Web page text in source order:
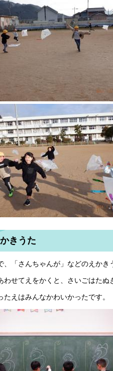
きうた
、「さんちゃんが」などのえかき
わせてえをかくと、さいごはたぬ
たえはみんなかわいかったです。